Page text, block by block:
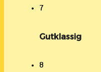
7
Gutklassig
8